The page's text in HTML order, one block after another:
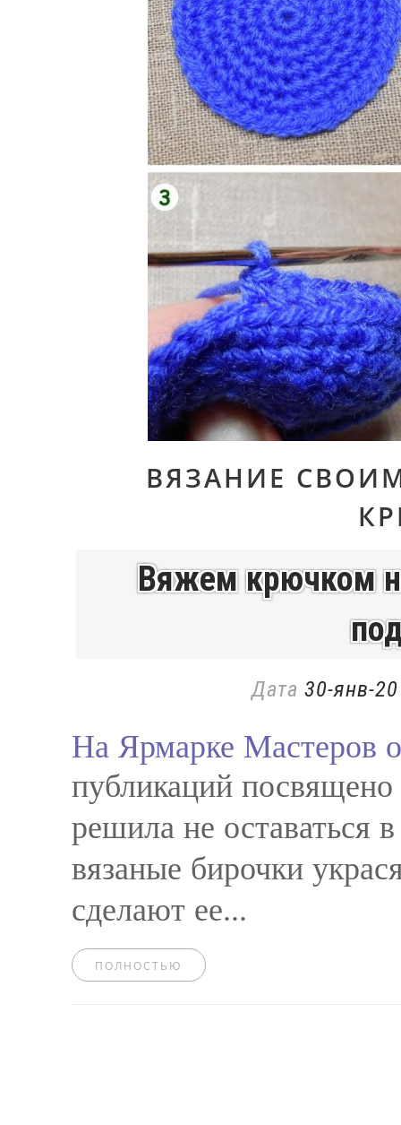
ВЯЗАНИЕ
Вяжем крючком
Дата30-янв-
На Ярмарке Мастеров
публикаций
решила не оставаться
вязаные бирочки
сделают ее...
ПОЛНОСТЬЮ